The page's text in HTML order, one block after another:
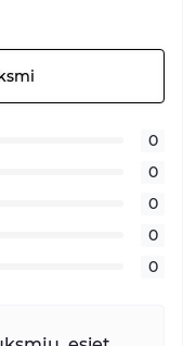
0
0
0
0
0